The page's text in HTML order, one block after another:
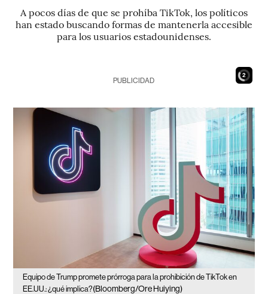
A pocos días de que se prohíba TikTok, los políticos
han estado buscando formas de mantenerla accesible
para los usuarios estadounidenses.
X
PUBLICIDAD
Equipo de Trump promete prórroga para la prohibición de TikTok en
EE.UU.: ¿qué implica?(Bloomberg/Ore Huiying)